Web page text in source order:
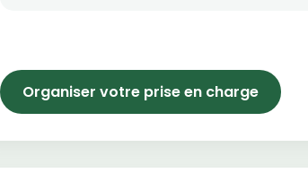
Organiser votre prise en charge